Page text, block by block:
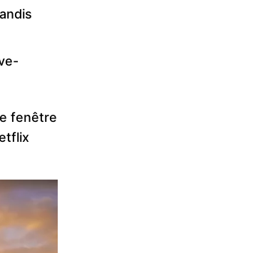
fenêtre